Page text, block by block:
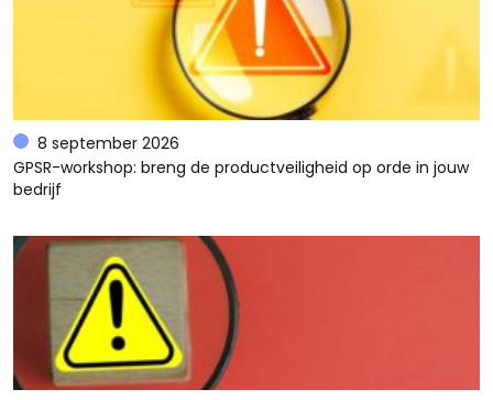
8 september 2026
GPSR-workshop: breng de productveiligheid op orde in jouw
bedrijf